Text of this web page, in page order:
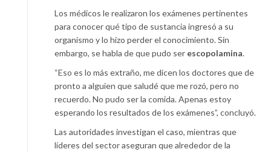
Los médicos le realizaron los exámenes pertinentes
para conocer qué tipo de sustancia ingresó a su
organismo y lo hizo perder el conocimiento. Sin
embargo, se habla de que pudo ser escopolamina.
“Eso es lo más extraño, me dicen los doctores que de
pronto a alguien que saludé que me rozó, pero no
recuerdo. No pudo ser la comida. Apenas estoy
esperando los resultados de los exámenes”, concluyó.
Las autoridades investigan el caso, mientras que
líderes del sector aseguran que alrededor de la